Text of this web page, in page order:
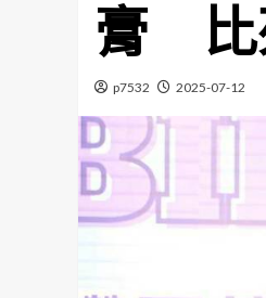
膏 比
p7532 2025-07-12